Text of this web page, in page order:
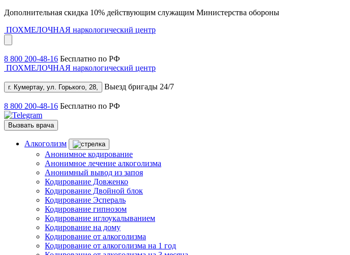
Дополнительная скидка 10% действующим служащим Министерства обороны
ПОХМЕЛОЧНАЯ наркологический центр
8 800 200-48-16 Бесплатно по РФ
ПОХМЕЛОЧНАЯ наркологический центр
г. Кумертау, ул. Горького, 28, Выезд бригады 24/7
8 800 200-48-16 Бесплатно по РФ
Вызвать врача
Алкоголизм
Анонимное кодирование
Анонимное лечение алкоголизма
Анонимный вывод из запоя
Кодирование Довженко
Кодирование Двойной блок
Кодирование Эспераль
Кодирование гипнозом
Кодирование иглоукалыванием
Кодирование на дому
Кодирование от алкоголизма
Кодирование от алкоголизма на 1 год